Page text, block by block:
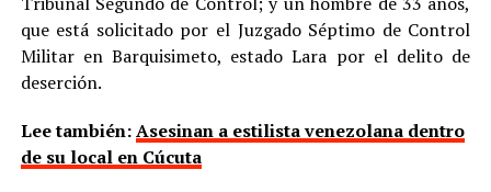
que está solicitado por el Juzgado Séptimo de Control
Militar en Barquisimeto, estado Lara por el delito de
deserción.
Lee también:Asesinan a estilista venezolana dentro
de su local en Cúcuta